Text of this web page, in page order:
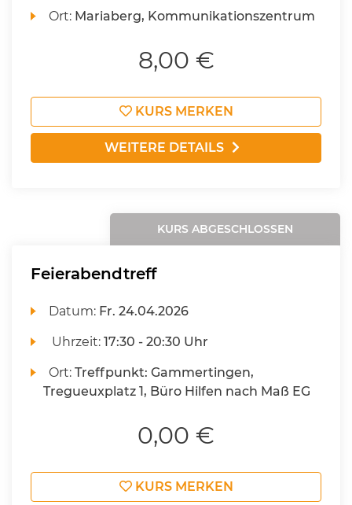
Ort: Mariaberg, Kommunikationszentrum
8,00 €
KURS MERKEN
WEITERE DETAILS
KURS ABGESCHLOSSEN
Feierabendtreff
Datum: Fr. 24.04.2026
Uhrzeit:17:30 - 20:30 Uhr
Ort:Treffpunkt: Gammertingen,
Tregueuxplatz 1, Büro Hilfen nach Maß EG
0,00 €
KURS MERKEN